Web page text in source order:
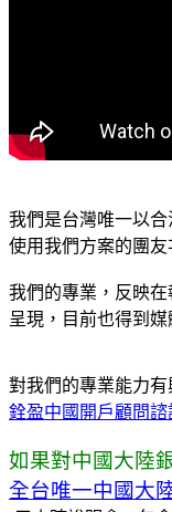
我們是台灣唯一以
使用我們方案的團
我們的專業，反映
呈現，目前也得到
對我們的專業能力
銓盈中國開戶顧問
如果對中國大陸
全台唯一中國大